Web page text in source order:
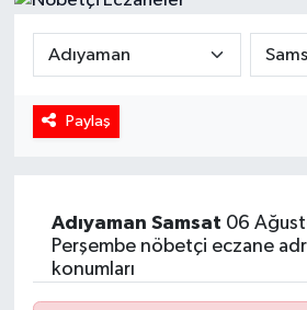
Paylaş
Adıyaman Samsat 06
Perşembe nöbetçi eczane
konumları
Tüm Manşetler
Son Dakika Haberleri